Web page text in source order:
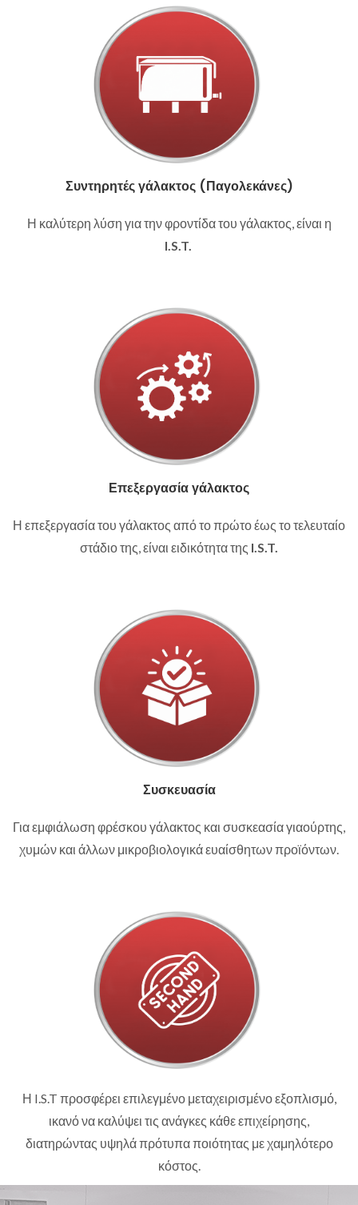
Συντηρητές γάλακτος (Παγολεκάνες)
Η καλύτερη λύση για την φροντίδα του γάλακτος, είναι η
I.S.T.
Επεξεργασία γάλακτος
Η επεξεργασία του γάλακτος από το πρώτο έως το τελευταίο
στάδιο της, είναι ειδικότητα της I.S.T.
Συσκευασία
Για εμφιάλωση φρέσκου γάλακτος και συσκεασία γιαούρτης,
χυμών και άλλων μικροβιολογικά ευαίσθητων προϊόντων.
Η I.S.T προσφέρει επιλεγμένο μεταχειρισμένο εξοπλισμό,
ικανό να καλύψει τις ανάγκες κάθε επιχείρησης,
διατηρώντας υψηλά πρότυπα ποιότητας με χαμηλότερο
κόστος.